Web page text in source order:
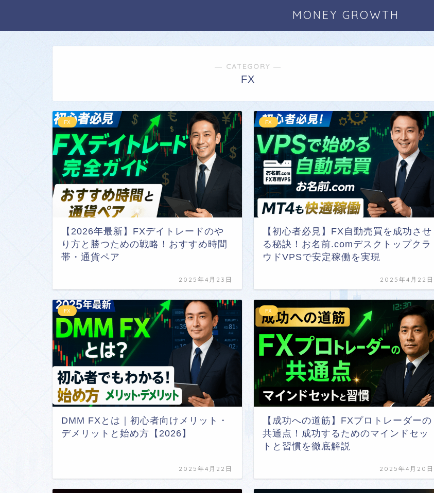
MONEY GROWTH
― CATEGORY ―
FX
FX
【2026年最新】FXデイトレードのや
り方と勝つための戦略！おすすめ時間
帯・通貨ペア
2025年4月23日
FX
【初心者必見】FX自動売買を成功させ
る秘訣！お名前.comデスクトップクラ
ウドVPSで安定稼働を実現
2025年4月22日
FX
DMM FXとは｜初心者向けメリット・
デメリットと始め方【2026】
2025年4月22日
FX
【成功への道筋】FXプロトレーダーの
共通点！成功するためのマインドセッ
トと習慣を徹底解説
2025年4月20日